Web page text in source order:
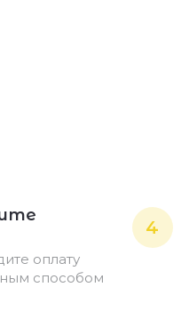
оплату
способом
4